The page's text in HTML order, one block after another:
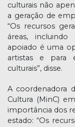
culturais não
a geração de
“Os recursos
áreas,
apoiado é uma
artistas e para
culturais”, disse.
A coordenadora
Cultura (MinC)
importância dos
estado: “Os